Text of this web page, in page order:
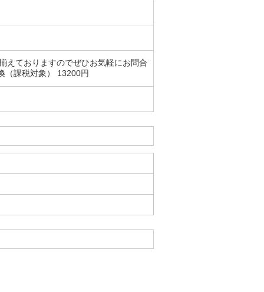
えておりますのでぜひお気軽にお問合
（課税対象） 13200円